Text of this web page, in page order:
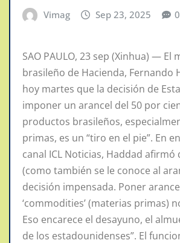
Vimag Sep 23, 2025 0
SAO PAULO, 23 sep (Xinhua) — El
brasileño de Hacienda, Fernando
hoy martes que la decisión de
imponer un arancel del 50 por
productos brasileños,
primas, es un “tiro en el pie”. En
canal ICL Noticias, Haddad afirmó
(como también se le conoce al
decisión impensada. Poner
‘commodities’ (materias primas)
Eso encarece el desayuno, el
de los estadounidenses”. El